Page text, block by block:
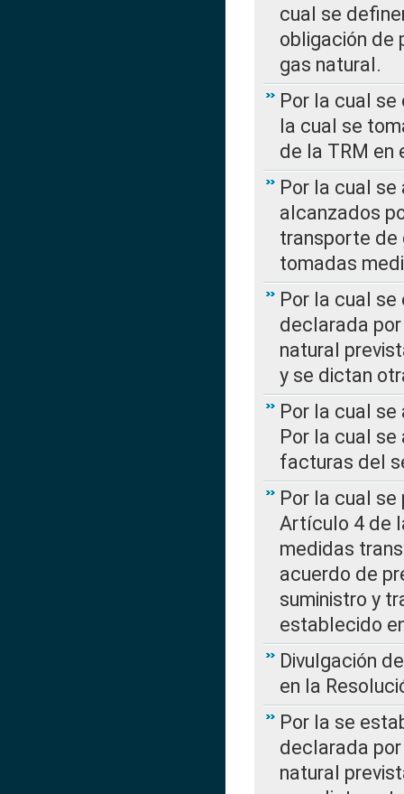
cual se
obligación de
gas natural.
Por la cual se
la cual se
de la TRM en
Por la cual
alcanzados
transporte de
tomadas
Por la cual
declarada
natural
y se dictan
Por la cual se
Por la cual
facturas del
Por la cual
Artículo 4 de
medidas
acuerdo de
suministro y
establecido
Divulgación
en la
Por la se
declarada
natural